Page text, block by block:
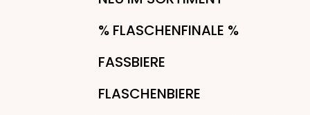
% FLASCHENFINALE %
FASSBIERE
FLASCHENBIERE